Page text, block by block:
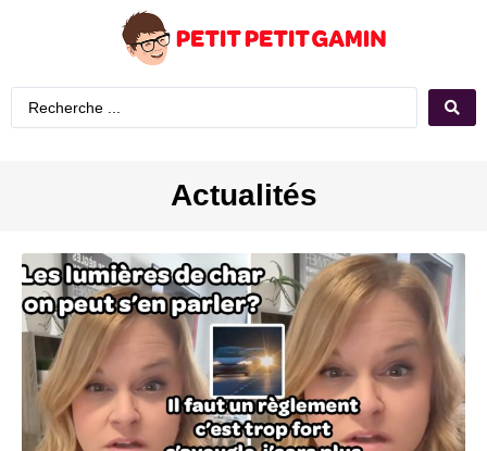
Actualités